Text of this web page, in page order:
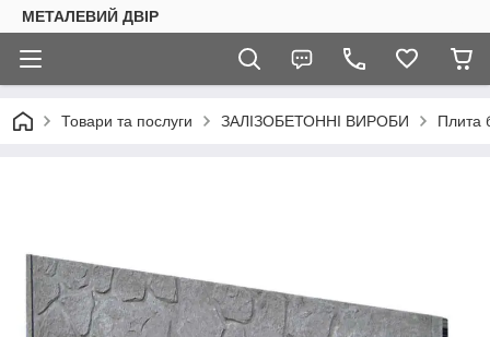
МЕТАЛЕВИЙ ДВІР
Товари та послуги ЗАЛІЗОБЕТОННІ ВИРОБИ Плита